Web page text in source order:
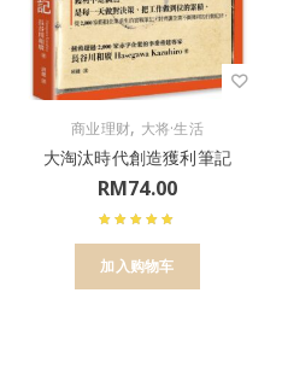
商业理财, 大将·生活
大淘汰時代創造獲利筆記
RM74.00
加入购物车